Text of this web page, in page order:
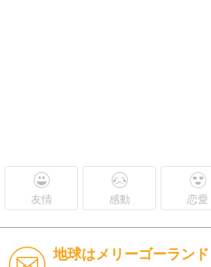
友情 感動 恋愛
地球はメリーゴーラン